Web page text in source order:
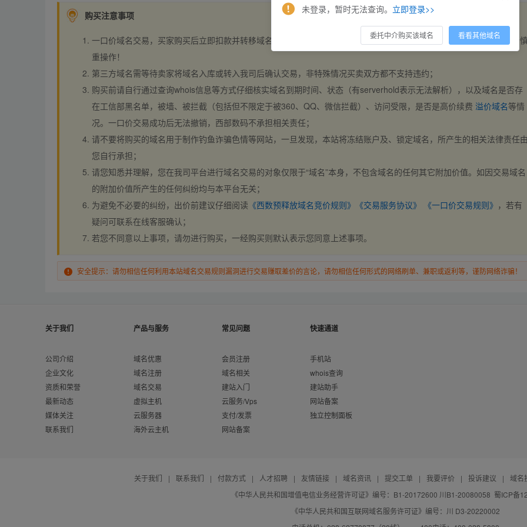
购买注意事项
一口价域名交易，买家购买后立即扣款并转移域名，交易自动完成。买卖双方都不支持违约，一旦出价不支持撤销，请
重操作！
第三方域名需等待卖家将域名入库或转入我司后确认交易，非特殊情况买卖双方都不支持违约；
购买前请自行通过查询whois信息等方式仔细核实域名到期时间、状态（有serverhold表示无法解析），以及域名是否存
在工信部黑名单，被墙、被拦截（包括但不限定于被360、QQ、微信拦截）、访问受限，是否是高价续费 溢价域名等情
况。一口价交易成功后无法撤销，西部数码不承担相关责任；
请不要将购买的域名用于制作钓鱼诈骗色情等网站，一旦发现，本站将冻结账户及、锁定域名，所产生的相关法律责任
您自行承担；
请您知悉并理解，您在我司平台进行域名交易的对象仅限于“域名”本身，不包含域名的任何其它附加价值。如因交易域名
的附加价值所产生的任何纠纷均与本平台无关；
为避免不必要的纠纷，出价前建议仔细阅读 《西数预释放域名竞价规则》 《交易服务协议》 《一口价交易规则》 ，若有
疑问可联系在线客服确认；
若您不同意以上事项，请勿进行购买，一经购买则默认表示您同意上述事项。
安全提示：请勿相信任何利用本站域名交易规则漏洞进行交易赚取差价的言论，请勿相信任何形式的网络刷单、兼职或返利等，谨防网络诈骗！
关于我们
公司介绍
企业文化
资质和荣誉
最新动态
媒体关注
联系我们
产品与服务
域名优惠
域名注册
域名交易
虚拟主机
云服务器
海外云主机
常见问题
会员注册
域名相关
建站入门
云服务/Vps
支付/发票
网站备案
快速通道
手机站
whois查询
建站助手
网站备案
独立控制面板
关于我们 | 联系我们 | 付款方式 | 人才招聘 | 友情链接 | 域名资讯 | 提交工单 | 我要评价 | 投诉建议 |
域名
《中华人民共和国增值电信业务经营许可证》编号：B1-20172600 川B1-20080058 蜀ICP备
《中华人民共和国互联网域名服务许可证》编号：川 D3-20220002
未登录，暂时无法查询。 立即登录>>
委托中介购买该域名 看看其他域名